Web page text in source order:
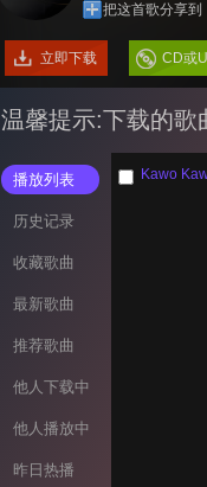
把这首歌分享到
立即下载 CD或
温馨提示:下载的歌
播放列表
历史记录
收藏歌曲
最新歌曲
推荐歌曲
他人下载中
他人播放中
昨日热播
Kawo